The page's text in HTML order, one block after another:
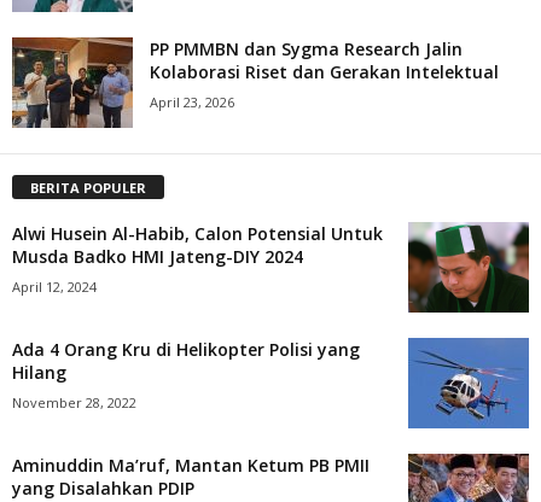
PP PMMBN dan Sygma Research Jalin
Kolaborasi Riset dan Gerakan Intelektual
April 23, 2026
BERITA POPULER
Alwi Husein Al-Habib, Calon Potensial Untuk
Musda Badko HMI Jateng-DIY 2024
April 12, 2024
Ada 4 Orang Kru di Helikopter Polisi yang
Hilang
November 28, 2022
Aminuddin Ma’ruf, Mantan Ketum PB PMII
yang Disalahkan PDIP